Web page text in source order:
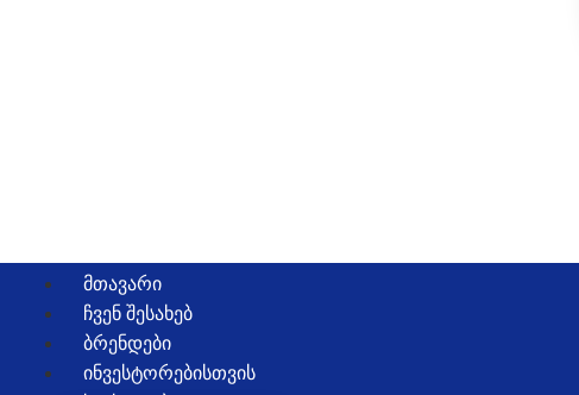
ᲛᲗᲐᲕᲐᲠᲘ
ᲩᲕᲔᲜ ᲨᲔᲡᲐᲮᲔᲑ
ᲑᲠᲔᲜᲓᲔᲑᲘ
ᲘᲜᲕᲔᲡᲢᲝᲠᲔᲑᲘᲡᲗᲕᲘᲡ